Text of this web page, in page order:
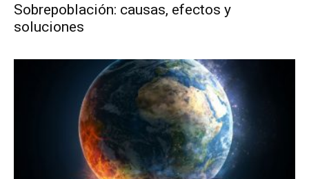
Sobrepoblación: causas, efectos y
soluciones